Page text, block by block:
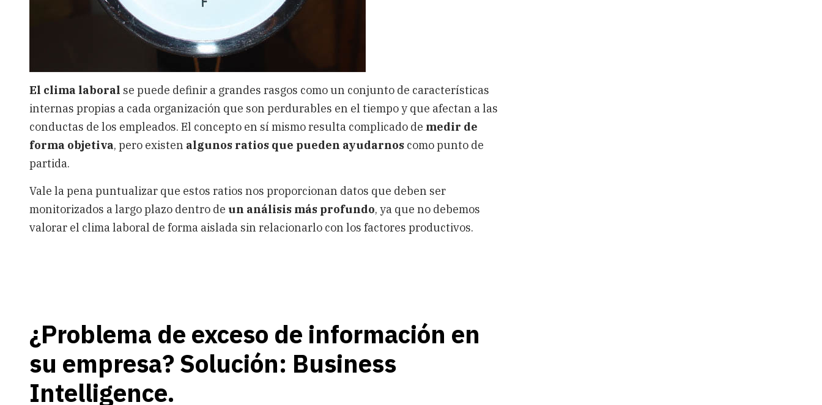
El clima laboral se puede definir a grandes rasgos como un conjunto de características
internas propias a cada organización que son perdurables en el tiempo y que afectan a las
conductas de los empleados. El concepto en sí mismo resulta complicado de medir de
forma objetiva, pero existen algunos ratios que pueden ayudarnos como punto de
partida.
Vale la pena puntualizar que estos ratios nos proporcionan datos que deben ser
monitorizados a largo plazo dentro de un análisis más profundo, ya que no debemos
valorar el clima laboral de forma aislada sin relacionarlo con los factores productivos.
¿Problema de exceso de información en
su empresa? Solución: Business
Intelligence.